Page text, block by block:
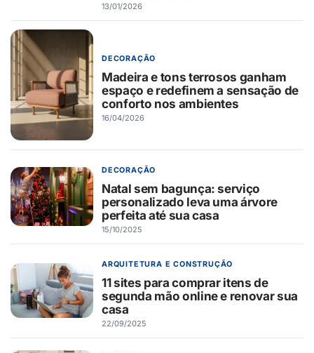
13/01/2026
DECORAÇÃO
Madeira e tons terrosos ganham
espaço e redefinem a sensação de
conforto nos ambientes
16/04/2026
DECORAÇÃO
Natal sem bagunça: serviço
personalizado leva uma árvore
perfeita até sua casa
15/10/2025
ARQUITETURA E CONSTRUÇÃO
11 sites para comprar itens de
segunda mão online e renovar sua
casa
22/09/2025